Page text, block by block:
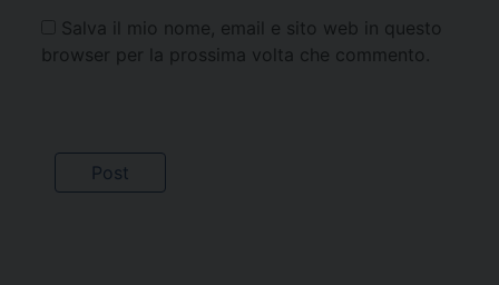
Salva il mio nome, email e sito web in questo
browser per la prossima volta che commento.